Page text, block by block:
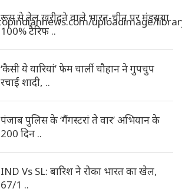
रूस से तेल खरीदने वाले भारत-चीन पर मंडराया
100% टैरिफ ..
‘कैसी ये यारियां’ फेम चार्ली चौहान ने गुपचुप
रचाई शादी, ..
पंजाब पुलिस के ‘गैंगस्टरां ते वार’ अभियान के
200 दिन ..
IND Vs SL: बारिश ने रोका भारत का खेल,
67/1 ..